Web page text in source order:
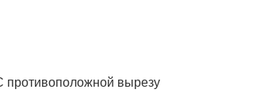
противоположной вырезу